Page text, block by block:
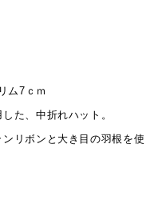
ム7ｃｍ
た、中折れハット。
リボンと大き目の羽根を使